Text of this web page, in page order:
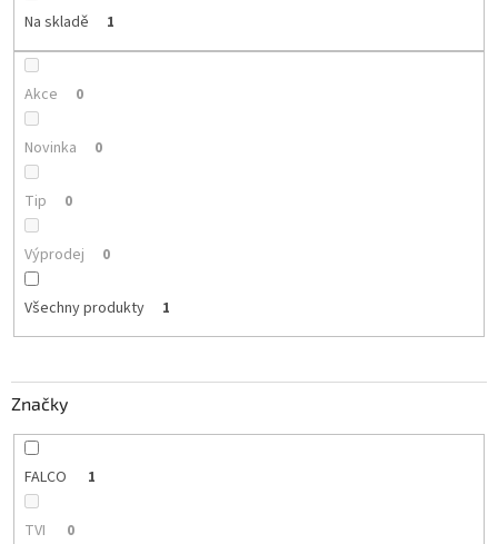
ů
Na skladě 1
Akce 0
Novinka 0
Tip 0
Výprodej 0
Všechny produkty 1
Značky
FALCO 1
TVI 0